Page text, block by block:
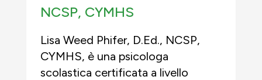
NCSP, CYMHS
Lisa Weed Phifer, D.Ed., NCSP,
CYMHS, è una psicologa
scolastica certificata a livello